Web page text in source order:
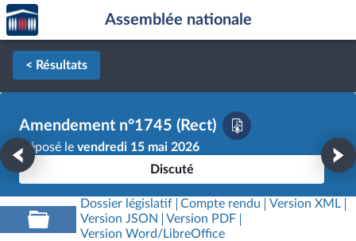
Aller au contenu
Aller en bas de la page
Accèder
à la
page
d'accueil
Assemblée nationale
< Résultats
Amendement n°1745 (Rect)
Déposé le vendredi 15 mai 2026
Discuté
Dossier législatif Compte rendu
Version XML
Version JSON
Version PDF
Version Word/LibreOffice